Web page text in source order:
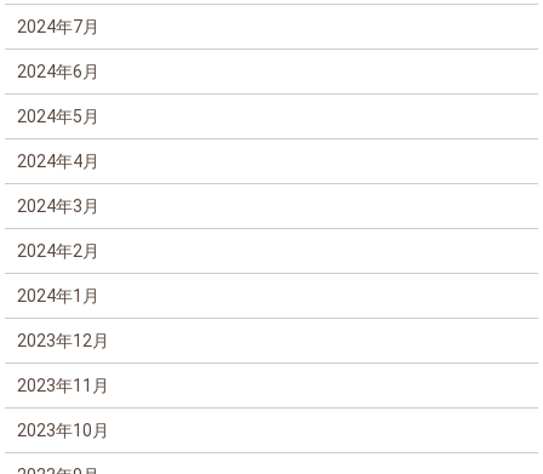
2024年7月
2024年6月
2024年5月
2024年4月
2024年3月
2024年2月
2024年1月
2023年12月
2023年11月
2023年10月